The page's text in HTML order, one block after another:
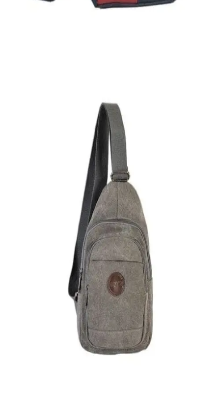
Εξαντλημένο
Quick View
ΑΝΔΡΙΚΑ ΤΣΑΝΤΑΚΙΑ ΩΜΟΥ
Χιαστί τσαντάκι από καμβά
16,00€